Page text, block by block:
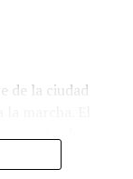
(no)
que lo
de la ciudad
será una